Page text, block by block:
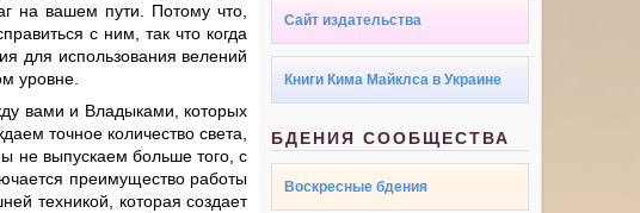
на вашем пути. Потому что,
с ним, так что когда
для использования велений
уровне.
вами и Владыками, которых
точное количество света,
не выпускаем больше того, с
преимущество работы
техникой, которая создает
Сайт издательства
Книги Кима Майклса в Украине
БДЕНИЯ СООБЩЕСТВА
Воскресные бдения